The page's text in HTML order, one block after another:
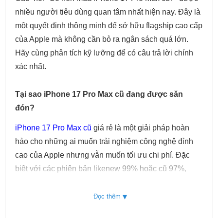
nhiều người tiêu dùng quan tâm nhất hiện nay. Đây là
một quyết định thông minh để sở hữu flagship cao cấp
của Apple mà không cần bỏ ra ngân sách quá lớn.
Hãy cùng phân tích kỹ lưỡng để có câu trả lời chính
xác nhất.
Tại sao iPhone 17 Pro Max cũ đang được săn
đón?
iPhone 17 Pro Max cũ giá rẻ là một giải pháp hoàn
hảo cho những ai muốn trải nghiệm công nghệ đỉnh
cao của Apple nhưng vẫn muốn tối ưu chi phí. Đặc
biệt với các phiên bản likenew 99% hoặc cũ 97%,
mà vẫn nhận được trải nghiệm gần như tương đương
Đọc thêm ▾